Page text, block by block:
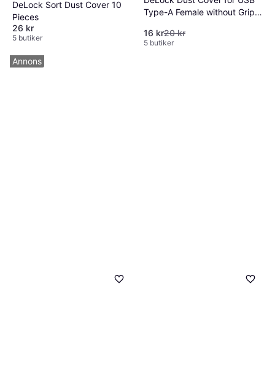
DeLock Sort Dust Cover 10
Pieces
26 kr
5 butiker
Type-A Female without Grip
16 kr20 kr
5 butiker
Annons